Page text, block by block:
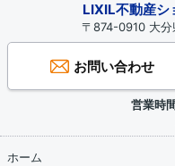
LIXIL不動産シ
〒874-0910 大
お問い合わせ
営業時
ホーム